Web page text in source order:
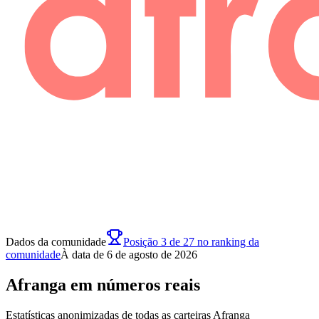
Dados da comunidade
Posição 3 de 27 no ranking da
comunidadeÀ data de 6 de agosto de 2026
Afranga em números reais
Estatísticas anonimizadas de todas as carteiras Afranga